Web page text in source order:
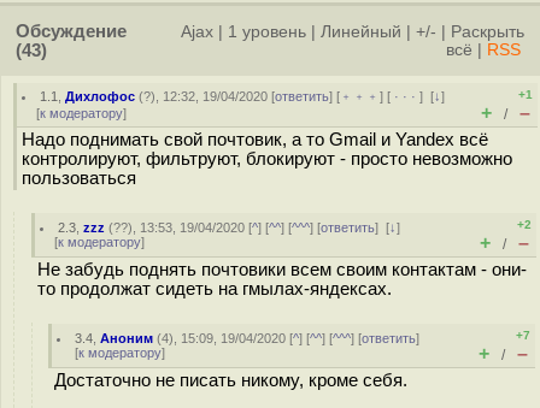
Обсуждение
(43)
Ajax 1 уровень Линейный +/-
Раскрыть
всё
RSS
1.1 ,Дихлофос (?), 12:32, 19/04/2020 [ответить] [ ﹢﹢﹢] [ · · ·][↓]
[к модератору]
+1
+ / –
Надо поднимать свой почтовик, а то Gmail и Yandex всё
контролируют, фильтруют, блокируют - просто невозможно
пользоваться
2.3 ,zzz (??), 13:53, 19/04/2020 [^] [^^] [^^^] [ответить][↓]
[к модератору]
+2
+ / –
Не забудь поднять почтовики всем своим контактам - они-
то продолжат сидеть на гмылах-яндексах.
3.4 ,Аноним (4), 15:09, 19/04/2020 [^] [^^] [^^^] [ответить]
[к модератору]
+7
+ / –
Достаточно не писать никому, кроме себя.